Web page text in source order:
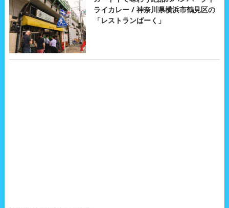
ライカレー / 神奈川県横浜市鶴見区の
「レストランばーく」